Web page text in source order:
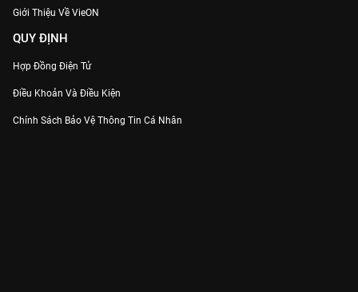
Giới Thiệu Về VieON
QUY ĐỊNH
Hợp Đồng Điện Tử
Điều Khoản Và Điều Kiện
Chính Sách Bảo Vệ Thông Tin Cá Nhân